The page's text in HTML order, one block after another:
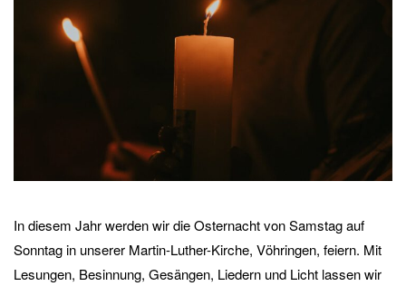
In diesem Jahr werden wir die Osternacht von Samstag auf
Sonntag in unserer Martin-Luther-Kirche, Vöhringen, feiern. Mit
Lesungen, Besinnung, Gesängen, Liedern und Licht lassen wir